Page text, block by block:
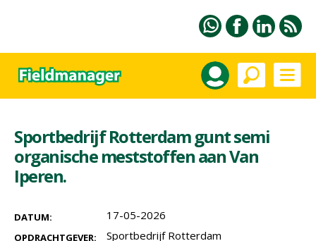
Sportbedrijf Rotterdam gunt semi
organische meststoffen aan Van
Iperen.
DATUM: 17-05-2026
OPDRACHTGEVER: Sportbedrijf Rotterdam